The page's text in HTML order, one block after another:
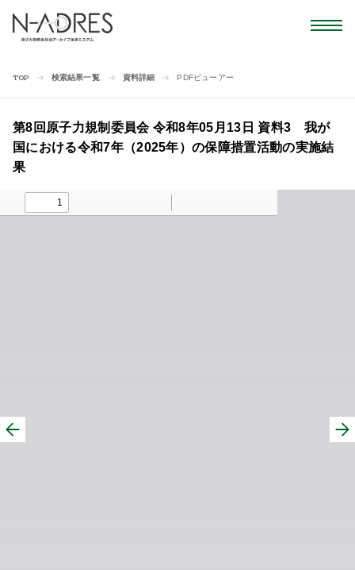
TOP 検索結果一覧 資料詳細 PDFビューアー
第8回原子力規制委員会 令和8年05月13日 資料3 我が
国における令和7年（2025年）の保障措置活動の実施結
果